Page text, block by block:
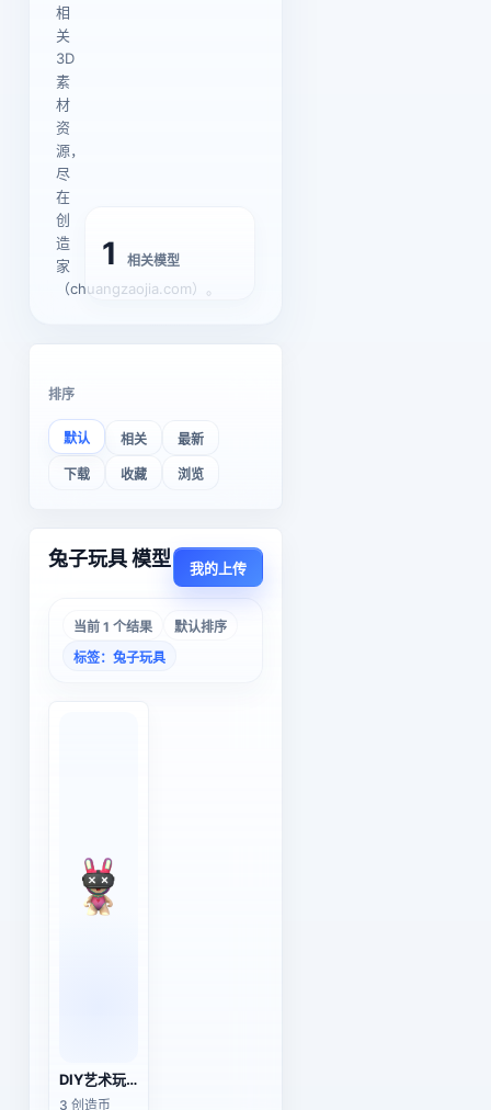
相
关
3D
素
材
资
源，
尽
在
创
造
家
（chuangzaojia.com）。
1 相关模型
排序
默认 相关 最新
下载 收藏 浏览
兔子玩具 模型 我的上传
当前 1 个结果
默认排序
标签：兔子玩具
DIY艺术玩具 头显兔子
3 创造币